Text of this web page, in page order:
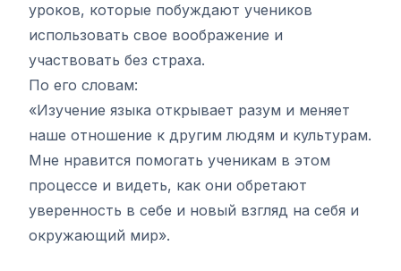
уроков, которые побуждают учеников
использовать свое воображение и
участвовать без страха.
По его словам:
«Изучение языка открывает разум и меняет
наше отношение к другим людям и культурам.
Мне нравится помогать ученикам в этом
процессе и видеть, как они обретают
уверенность в себе и новый взгляд на себя и
окружающий мир».